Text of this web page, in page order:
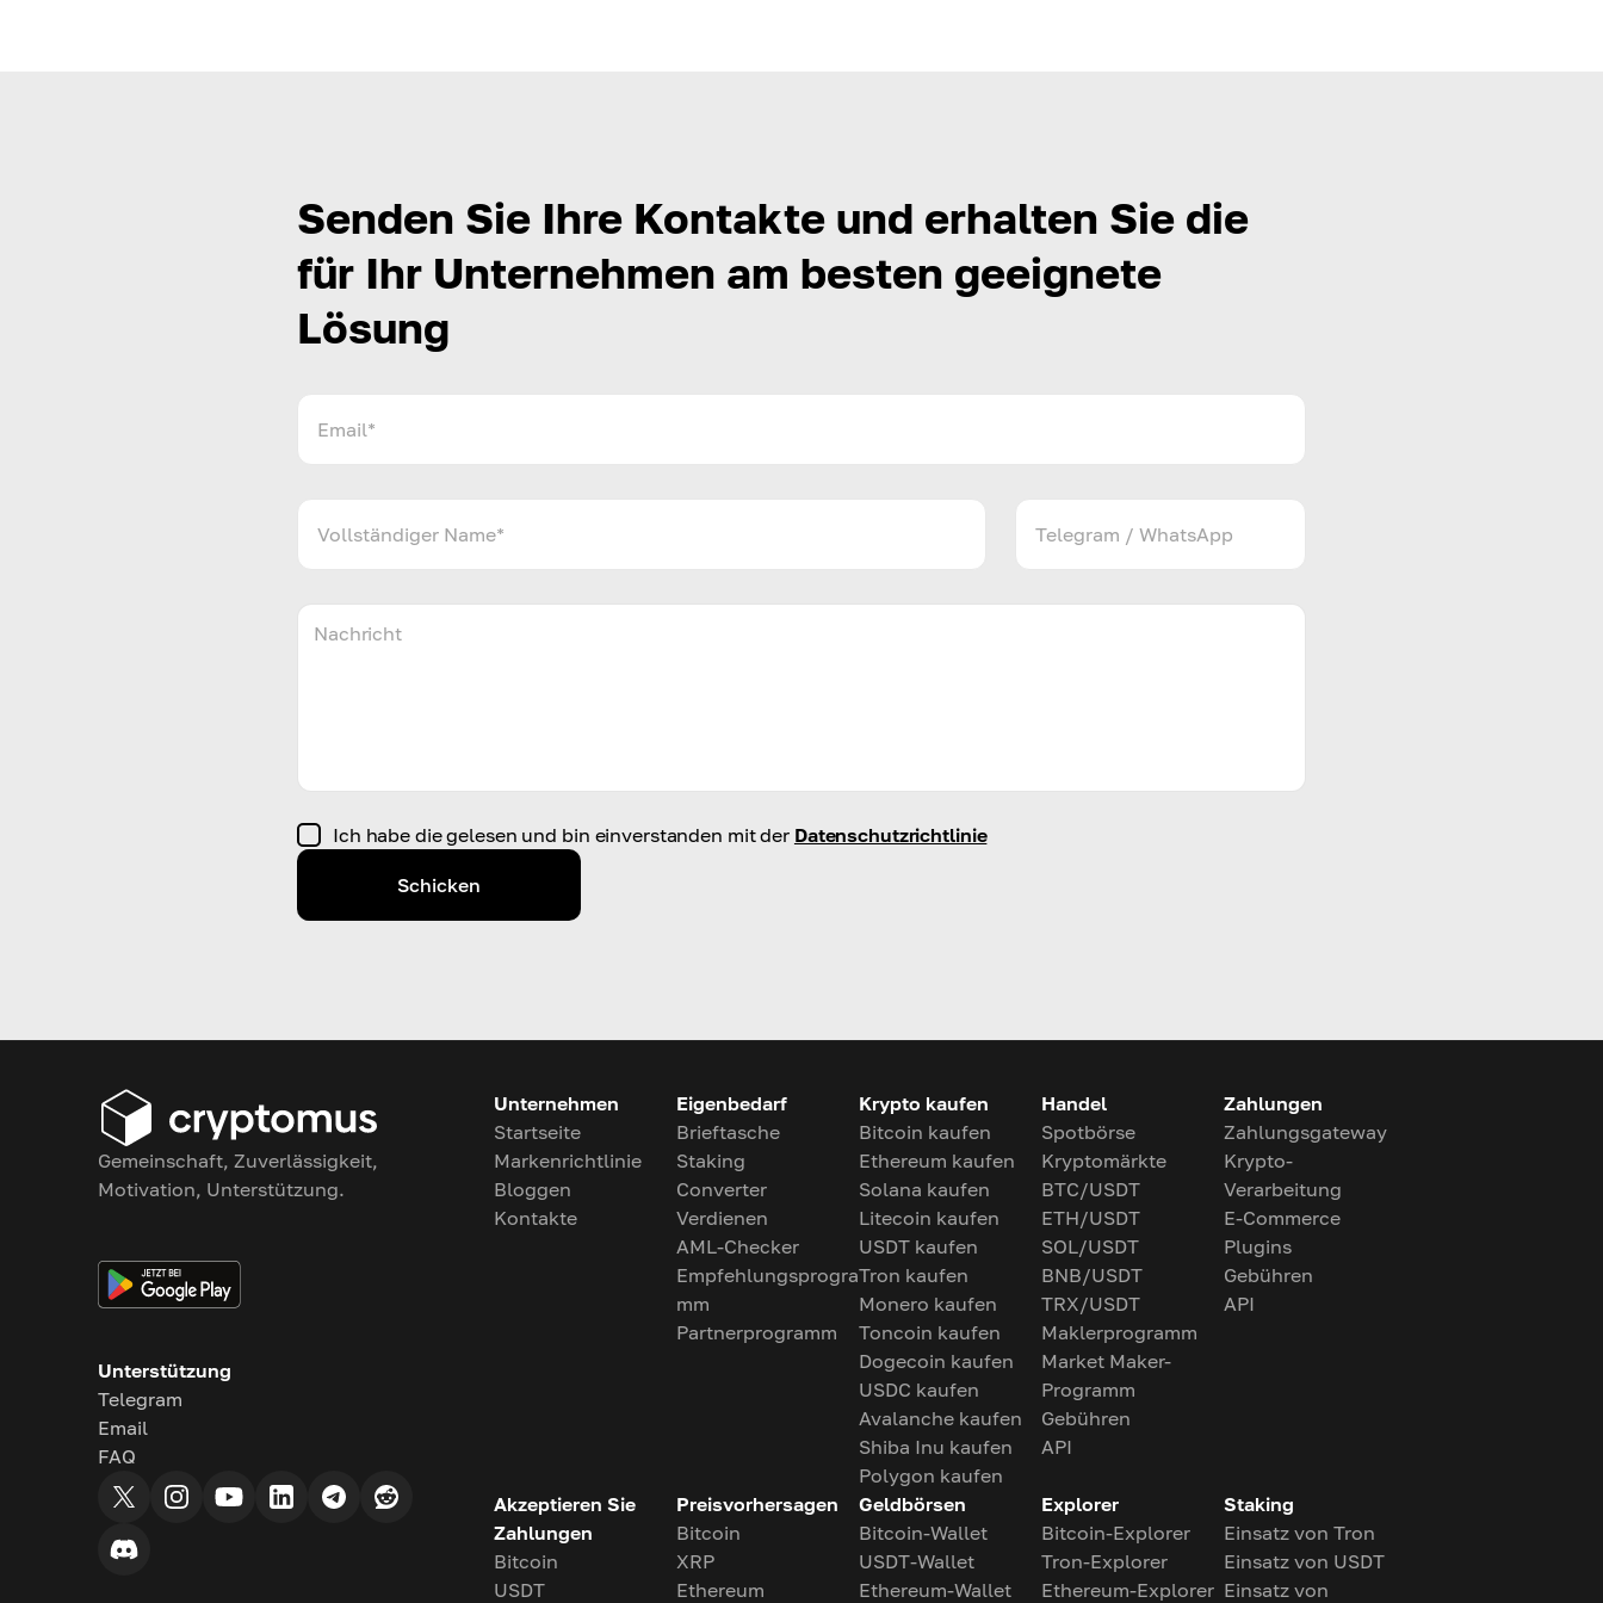
Senden Sie Ihre Kontakte und erhalten Sie die
für Ihr Unternehmen am besten geeignete
Lösung
Ich habe die gelesen und bin einverstanden mit der Datenschutzrichtlinie
Schicken
Gemeinschaft, Zuverlässigkeit,
Motivation, Unterstützung.
Unterstützung
Telegram
Email
FAQ
Unternehmen
Startseite
Markenrichtlinie
Bloggen
Kontakte
Eigenbedarf
Brieftasche
Staking
Converter
Verdienen
AML-Checker
Empfehlungsprogra
mm
Partnerprogramm
Krypto kaufen
Bitcoin kaufen
Ethereum kaufen
Solana kaufen
Litecoin kaufen
USDT kaufen
Tron kaufen
Monero kaufen
Toncoin kaufen
Dogecoin kaufen
USDC kaufen
Avalanche kaufen
Shiba Inu kaufen
Polygon kaufen
Handel
Spotbörse
Kryptomärkte
BTC/USDT
ETH/USDT
SOL/USDT
BNB/USDT
TRX/USDT
Maklerprogramm
Market Maker-
Programm
Gebühren
API
Zahlungen
Zahlungsgateway
Krypto-
Verarbeitung
E-Commerce
Plugins
Gebühren
API
Akzeptieren Sie
Zahlungen
Bitcoin
USDT
Preisvorhersagen
Bitcoin
XRP
Ethereum
Geldbörsen
Bitcoin-Wallet
USDT-Wallet
Ethereum-Wallet
Explorer
Bitcoin-Explorer
Tron-Explorer
Ethereum-Explorer
Staking
Einsatz von Tron
Einsatz von USDT
Einsatz von